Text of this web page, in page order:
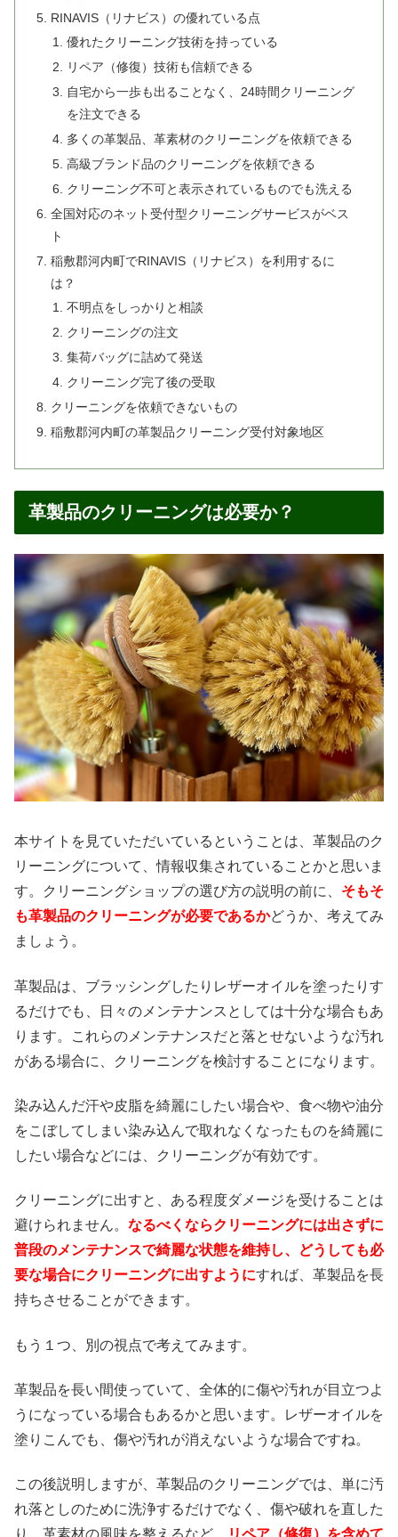
RINAVIS（リナビス）の優れている点
優れたクリーニング技術を持っている
リペア（修復）技術も信頼できる
自宅から一歩も出ることなく、24時間クリーニング
を注文できる
多くの革製品、革素材のクリーニングを依頼できる
高級ブランド品のクリーニングを依頼できる
クリーニング不可と表示されているものでも洗える
全国対応のネット受付型クリーニングサービスがベス
ト
稲敷郡河内町でRINAVIS（リナビス）を利用するに
は？
不明点をしっかりと相談
クリーニングの注文
集荷バッグに詰めて発送
クリーニング完了後の受取
クリーニングを依頼できないもの
稲敷郡河内町の革製品クリーニング受付対象地区
革製品のクリーニングは必要か？
本サイトを見ていただいているということは、革製品のク
リーニングについて、情報収集されていることかと思いま
す。クリーニングショップの選び方の説明の前に、 そもそ
も革製品のクリーニングが必要であるかどうか、考えてみ
ましょう。
革製品は、ブラッシングしたりレザーオイルを塗ったりす
るだけでも、日々のメンテナンスとしては十分な場合もあ
ります。これらのメンテナンスだと落とせないような汚れ
がある場合に、クリーニングを検討することになります。
染み込んだ汗や皮脂を綺麗にしたい場合や、食べ物や油分
をこぼしてしまい染み込んで取れなくなったものを綺麗に
したい場合などには、クリーニングが有効です。
クリーニングに出すと、ある程度ダメージを受けることは
避けられません。 なるべくならクリーニングには出さずに
普段のメンテナンスで綺麗な状態を維持し、どうしても必
要な場合にクリーニングに出すようにすれば、革製品を長
持ちさせることができます。
もう１つ、別の視点で考えてみます。
革製品を長い間使っていて、全体的に傷や汚れが目立つよ
うになっている場合もあるかと思います。レザーオイルを
塗りこんでも、傷や汚れが消えないような場合ですね。
この後説明しますが、革製品のクリーニングでは、単に汚
れ落としのために洗浄するだけでなく、傷や破れを直した